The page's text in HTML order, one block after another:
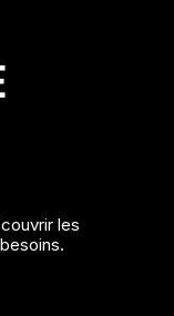
les